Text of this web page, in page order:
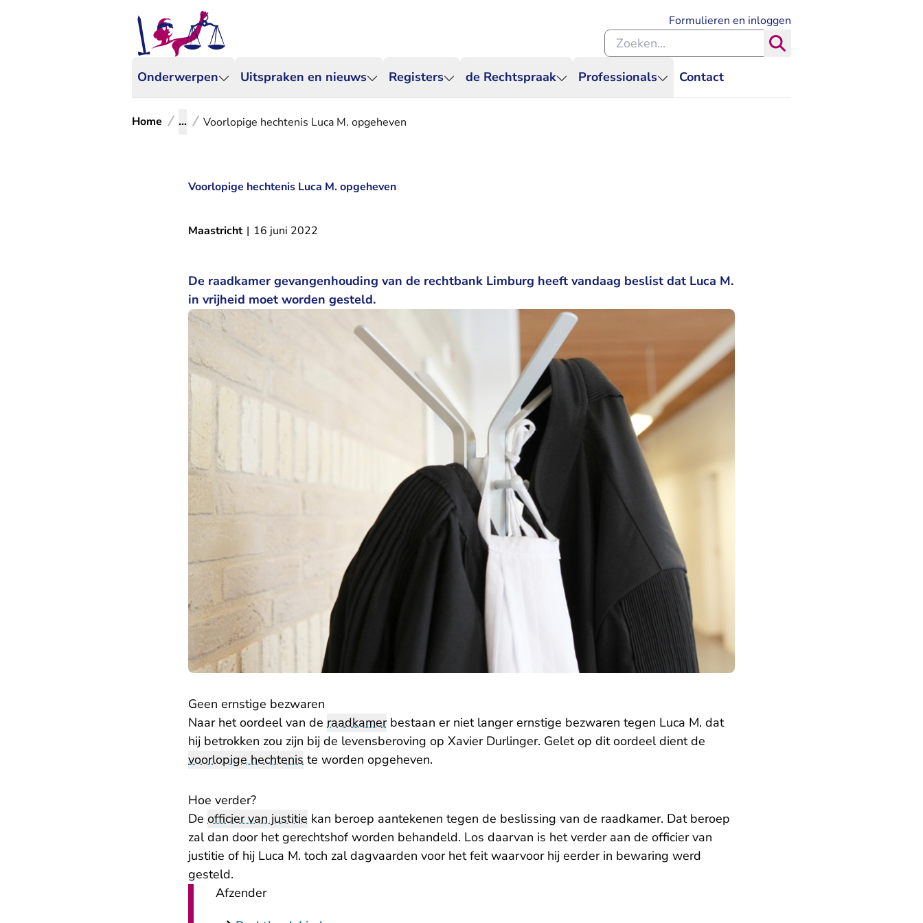
Onderwerpen Uitspraken en nieuws Registers de Rechtspraak Professionals Contact
Formulieren en inloggen
Zoeken binnen de Rechtspraak
Home ... Voorlopige hechtenis Luca M. opgeheven
Voorlopige hechtenis Luca M. opgeheven
Maastricht | 16 juni 2022
De raadkamer gevangenhouding van de rechtbank Limburg heeft vandaag beslist dat Luca M.
in vrijheid moet worden gesteld.
Geen ernstige bezwaren
Naar het oordeel van de raadkamerbestaan er niet langer ernstige bezwaren tegen Luca M. dat
hij betrokken zou zijn bij de levensberoving op Xavier Durlinger. Gelet op dit oordeel dient de
voorlopige hechtenis te worden opgeheven.
Hoe verder?
De officier van justitie kan beroep aantekenen tegen de beslissing van de raadkamer. Dat beroep
zal dan door het gerechtshof worden behandeld. Los daarvan is het verder aan de officier van
justitie of hij Luca M. toch zal dagvaarden voor het feit waarvoor hij eerder in bewaring werd
gesteld.
Afzender